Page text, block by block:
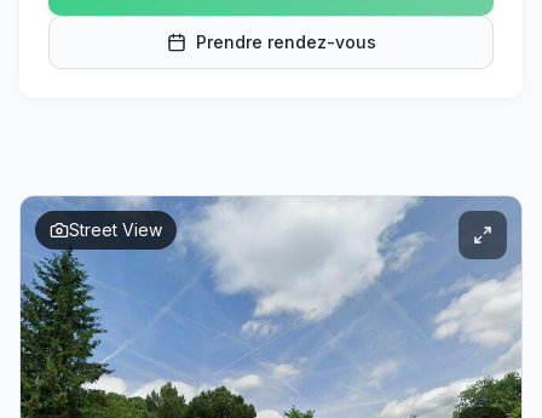
Prendre rendez-vous
Street View